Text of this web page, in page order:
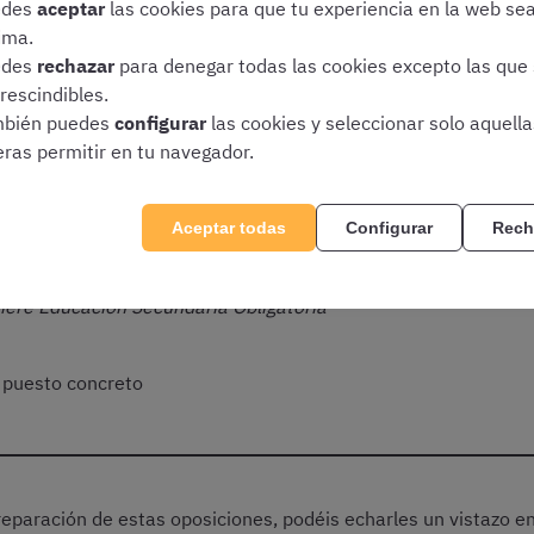
Tributaria se estructura conforme a las
salariales aplicables a la Agencia Estatal de
principalmente en función de:
Educación Secundaria Obligatoria
concreto
de estas oposiciones, podéis echarles un vistazo
aceptar las cookies para que tu experiencia en la web
rechazar para denegar todas las cookies excepto las que
puedes configurar las cookies y seleccionar solo
permitir en tu navegador.
Aceptar todas Configurar